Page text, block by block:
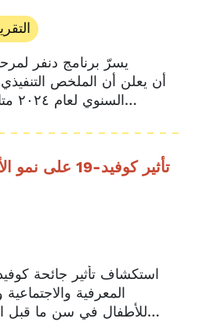
يسرّ برنامج دنفر
تأثير كوفيد-
المعرفية والاجتماعية
للأطفال في سن ما قبل